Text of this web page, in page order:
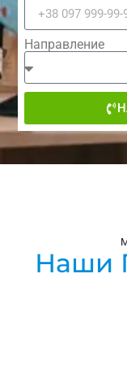
Направление
Наши